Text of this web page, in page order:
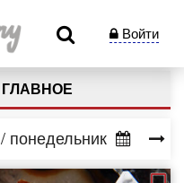
Войти
ГЛАВНОЕ
/ понедельник